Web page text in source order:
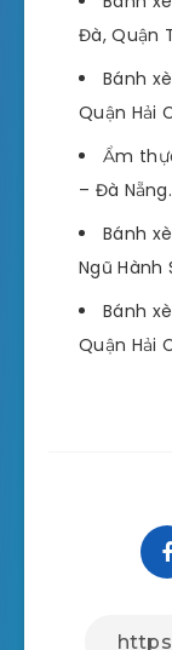
Đà, Quận
Bánh
Quận Hải
Ẩm
– Đà Nẵng.
Bánh
Ngũ Hành
Bánh
Quận Hải